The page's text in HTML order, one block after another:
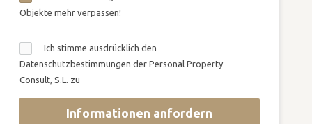
Objekte mehr verpassen!
Ich stimme ausdrücklich den
Datenschutzbestimmungen der Personal Property
Consult, S.L. zu
Informationen anfordern